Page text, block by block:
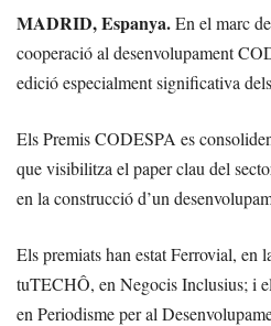
MADRID, Espanya.En el marc
cooperació al desenvolupament
edició especialment significativa
Els Premis CODESPA es
que visibilitza el paper clau del
en la construcció d’un
Els premiats han estat Ferrovial, en
tuTECHÔ, en Negocis Inclusius; i
en Periodisme per al